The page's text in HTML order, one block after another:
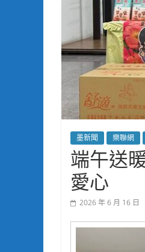
墨新聞 樂聯網
端午送
愛心
2026 年 6 月 16 日